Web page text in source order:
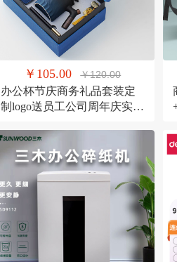
￥105.00 ￥120.00
办公杯节庆商务礼品套装定
制logo送员工公司周年庆实用